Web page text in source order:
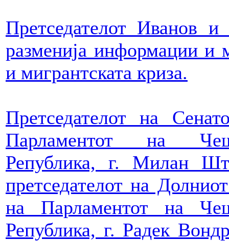
Претседателот Иванов
разменија информации и
и мигрантската криза.
Претседателот на
Парламентот на
Република, г. Милан
претседателот на
на Парламентот на
Република, г. Радек